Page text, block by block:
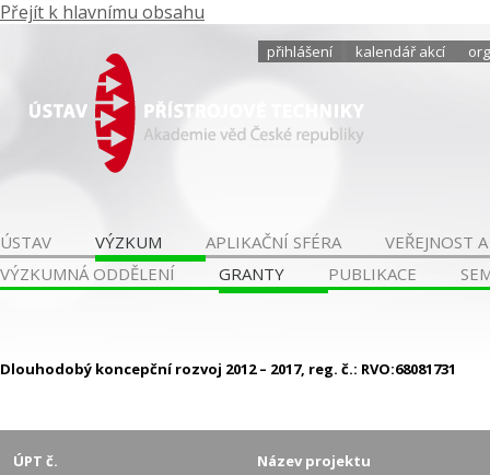
Přejít k hlavnímu obsahu
přihlášení kalendář akcí
ÚSTAV VÝZKUM APLIKAČNÍ SFÉRA
VEŘEJNOST
VÝZKUMNÁ ODDĚLENÍ
GRANTY PUBLIKACE
Dlouhodobý koncepční rozvoj 2012 – 2017, reg. č.: RVO:68081731
ÚPT č. Název projektu